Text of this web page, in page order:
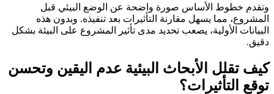
وتقدم خطوط الأساس صورة واضحة عن الوضع البيئي قبل
المشروع، مما يسهل مقارنة التأثيرات بعد تنفيذه. وبدون هذه
البيانات الأولية، يصعب تحديد مدى تأثير المشروع على البيئة بشكل
دقيق.
كيف تقلل الأبحاث البيئية عدم اليقين وتحسن
توقع التأثيرات؟